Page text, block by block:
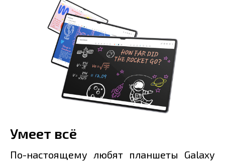
Умеет всё
По-настоящему любят планшеты Galaxy